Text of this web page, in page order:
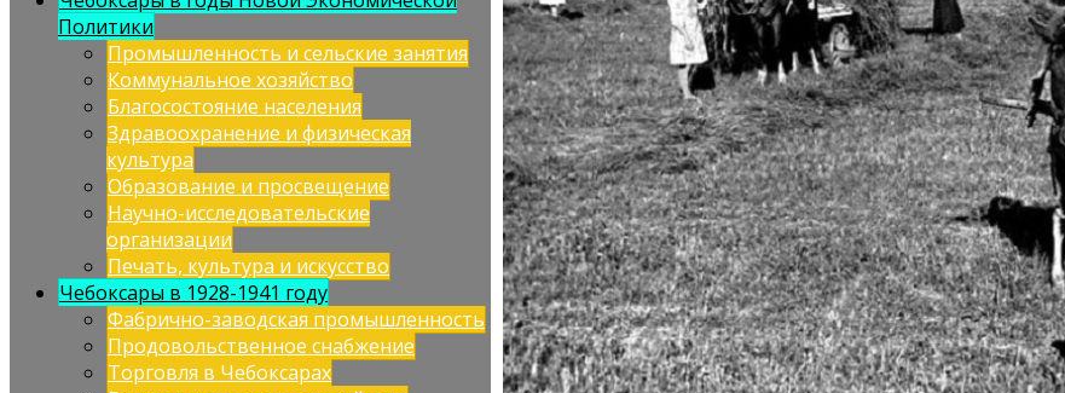
Политики
Промышленность и сельские занятия
Коммунальное хозяйство
Благосостояние населения
Здравоохранение и физическая
культура
Образование и просвещение
Научно-исследовательские
организации
Печать, культура и искусство
Чебоксары в 1928-1941 году
Фабрично-заводская промышленность
Продовольственное снабжение
Торговля в Чебоксарах